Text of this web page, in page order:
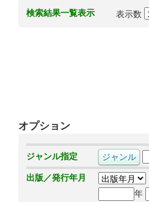
検索結果一覧表示 表示数
オプション
ジャンル指定
出版／発行年月
年